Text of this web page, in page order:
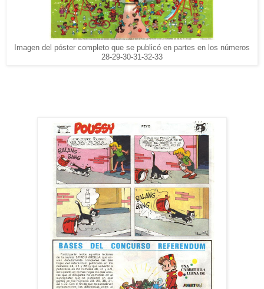
Imagen del póster completo que se publicó en partes en los números
28-29-30-31-32-33